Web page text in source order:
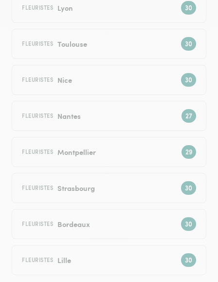
FLEURISTES Lyon
FLEURISTES Toulouse
FLEURISTES Nice
FLEURISTES Nantes
FLEURISTES Montpellier
FLEURISTES Strasbourg
FLEURISTES Bordeaux
FLEURISTES Lille